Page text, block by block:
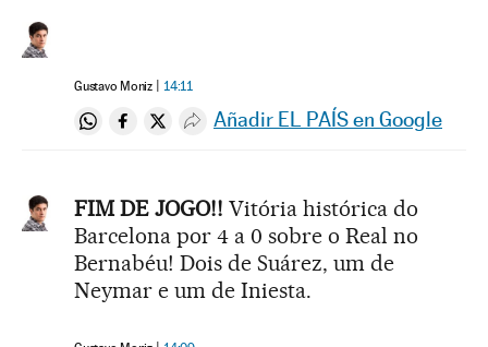
Gustavo Moniz 14:11
Compartir en Whatsapp
Compartir en Facebook
Compartir en Twitter
Desplegar Redes Sociales
Añadir EL PAÍS en Google
FIM DE JOGO!! Vitória histórica do
Barcelona por 4 a 0 sobre o Real no
Bernabéu! Dois de Suárez, um de
Neymar e um de Iniesta.